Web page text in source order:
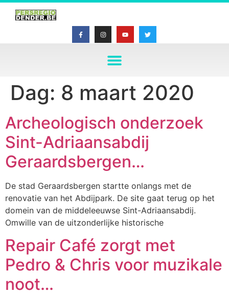
Dag: 8 maart 2020
Archeologisch onderzoek
Sint-Adriaansabdij
Geraardsbergen…
De stad Geraardsbergen startte onlangs met de
renovatie van het Abdijpark. De site gaat terug op het
domein van de middeleeuwse Sint-Adriaansabdij.
Omwille van de uitzonderlijke historische
Repair Café zorgt met
Pedro & Chris voor muzikale
noot…